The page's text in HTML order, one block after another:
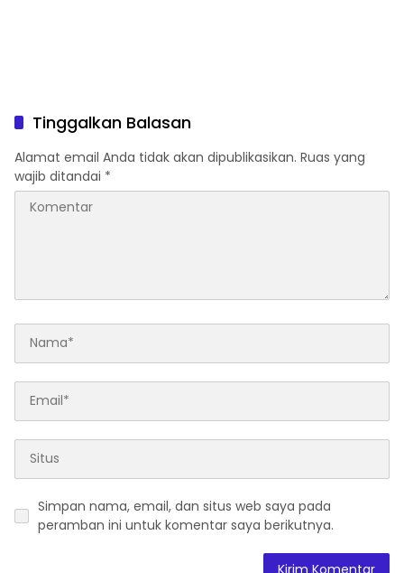
Tinggalkan Balasan
Alamat email Anda tidak akan dipublikasikan. Ruas yang
wajib ditandai *
Simpan nama, email, dan situs web saya pada
peramban ini untuk komentar saya berikutnya.